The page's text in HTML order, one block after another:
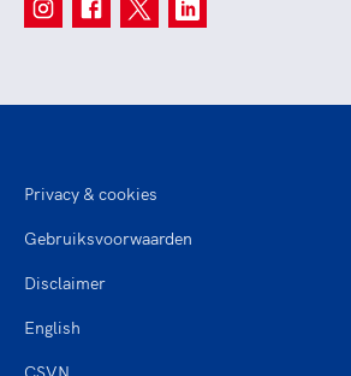
Privacy & cookies
Gebruiksvoorwaarden
Disclaimer
English